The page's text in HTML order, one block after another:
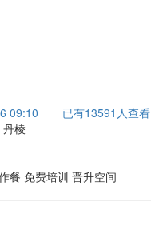
09:10
已有13591人查看
棱
餐 免费培训 晋升空间